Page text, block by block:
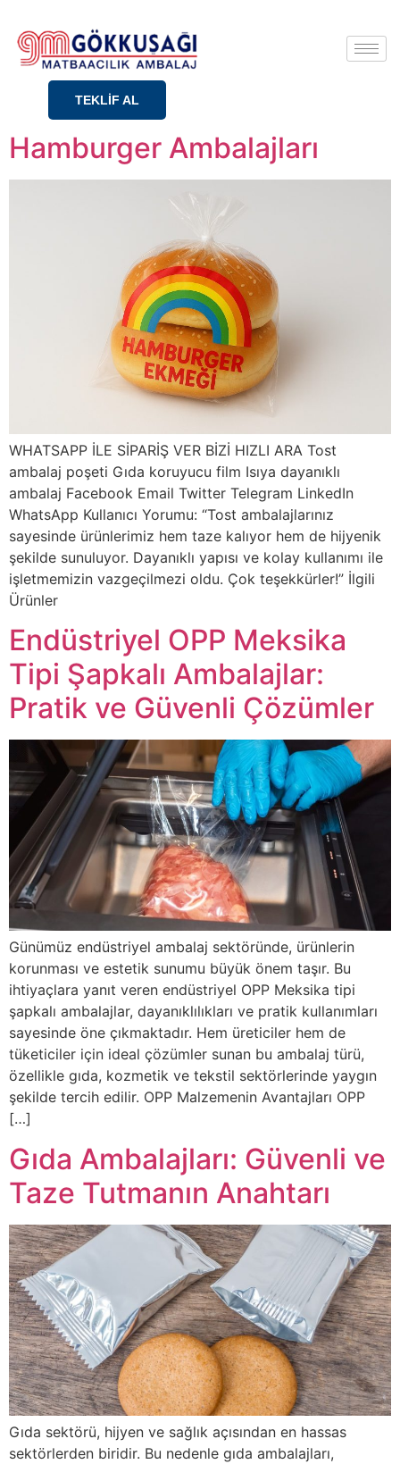
TEKLİF AL
Hamburger Ambalajları
WHATSAPP İLE SİPARİŞ VER BİZİ HIZLI ARA Tost
ambalaj poşeti Gıda koruyucu film Isıya dayanıklı
ambalaj Facebook Email Twitter Telegram LinkedIn
WhatsApp Kullanıcı Yorumu: “Tost ambalajlarınız
sayesinde ürünlerimiz hem taze kalıyor hem de hijyenik
şekilde sunuluyor. Dayanıklı yapısı ve kolay kullanımı ile
işletmemizin vazgeçilmezi oldu. Çok teşekkürler!” İlgili
Ürünler
Endüstriyel OPP Meksika
Tipi Şapkalı Ambalajlar:
Pratik ve Güvenli Çözümler
Günümüz endüstriyel ambalaj sektöründe, ürünlerin
korunması ve estetik sunumu büyük önem taşır. Bu
ihtiyaçlara yanıt veren endüstriyel OPP Meksika tipi
şapkalı ambalajlar, dayanıklılıkları ve pratik kullanımları
sayesinde öne çıkmaktadır. Hem üreticiler hem de
tüketiciler için ideal çözümler sunan bu ambalaj türü,
özellikle gıda, kozmetik ve tekstil sektörlerinde yaygın
şekilde tercih edilir. OPP Malzemenin Avantajları OPP
[…]
Gıda Ambalajları: Güvenli ve
Taze Tutmanın Anahtarı
Gıda sektörü, hijyen ve sağlık açısından en hassas
sektörlerden biridir. Bu nedenle gıda ambalajları,